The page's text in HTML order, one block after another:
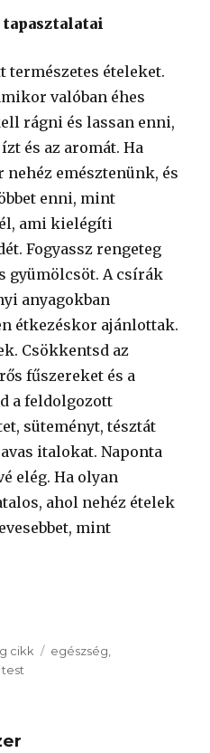
természetes ételeket.
valóban éhes
rágni és lassan enni,
és az aromát. Ha
emésztenünk, és
enni, mint
ami kielégíti
Fogyassz rengeteg
gyümölcsöt. A csírák
anyagokban
étkezéskor ajánlottak.
Csökkentsd az
fűszereket és a
a feldolgozott
süteményt, tésztát
italokat. Naponta
elég. Ha olyan
ahol nehéz ételek
mint
cikk Címke
egészség,
test